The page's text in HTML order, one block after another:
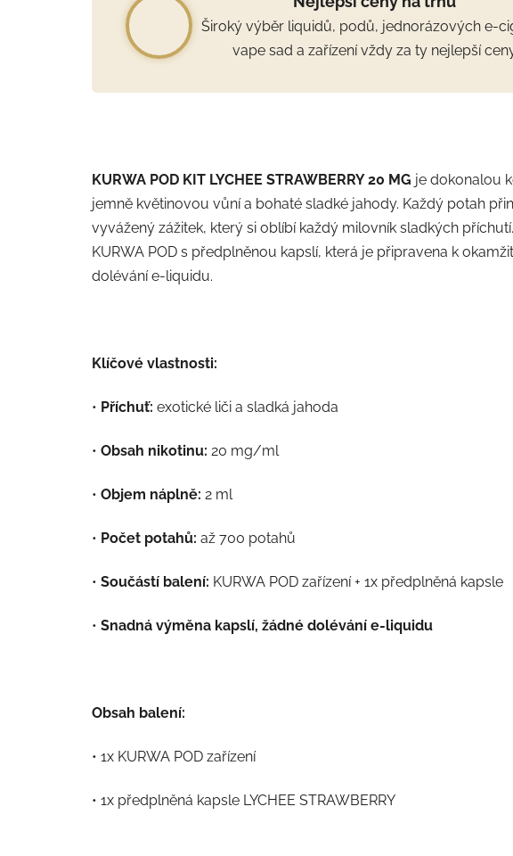
Široký výběr liquidů, podů, jednorázových e-
vape sad a zařízení vždy za ty nejlepší
KURWA POD KIT LYCHEE STRAWBERRY 20 MG je dokonalou
jemně květinovou vůní a bohaté sladké jahody. Každý potah
vyvážený zážitek, který si oblíbí každý milovník sladkých
KURWA POD s předplněnou kapslí, která je připravena k
dolévání e-liquidu.
Klíčové vlastnosti:
• Příchuť: exotické liči a sladká jahoda
• Obsah nikotinu: 20 mg/ml
• Objem náplně: 2 ml
• Počet potahů: až 700 potahů
• Součástí balení: KURWA POD zařízení + 1x předplněná kapsle
• Snadná výměna kapslí, žádné dolévání e-liquidu
Obsah balení:
• 1x KURWA POD zařízení
• 1x předplněná kapsle LYCHEE STRAWBERRY